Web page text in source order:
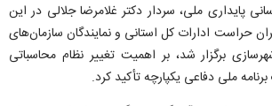
پایداری ملی، سردار دکتر غلامرضا جلالی در این
حراست ادارات کل استانی و نمایندگان سازمان‌های
برگزار شد، بر اهمیت تغییر نظام محاسباتی
ملی دفاعی یکپارچه تأکید کرد.